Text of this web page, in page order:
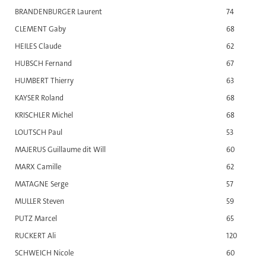
BRANDENBURGER Laurent
74
CLEMENT Gaby
68
HEILES Claude
62
HUBSCH Fernand
67
HUMBERT Thierry
63
KAYSER Roland
68
KRISCHLER Michel
68
LOUTSCH Paul
53
MAJERUS Guillaume dit Will
60
MARX Camille
62
MATAGNE Serge
57
MULLER Steven
59
PUTZ Marcel
65
RUCKERT Ali
120
SCHWEICH Nicole
60